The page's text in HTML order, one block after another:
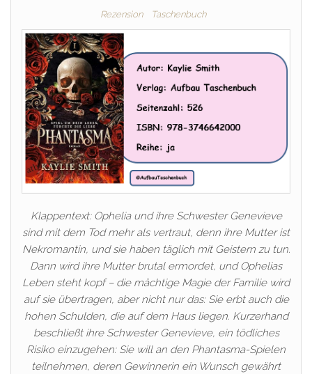
Rezension Taschenbuch
Klappentext: Ophelia und ihre Schwester Genevieve
sind mit dem Tod mehr als vertraut, denn ihre Mutter ist
Nekromantin, und sie haben täglich mit Geistern zu tun.
Dann wird ihre Mutter brutal ermordet, und Ophelias
Leben steht kopf – die mächtige Magie der Familie wird
auf sie übertragen, aber nicht nur das: Sie erbt auch die
hohen Schulden, die auf dem Haus liegen. Kurzerhand
beschließt ihre Schwester Genevieve, ein tödliches
Risiko einzugehen: Sie will an den Phantasma-Spielen
teilnehmen, deren Gewinnerin ein Wunsch gewährt